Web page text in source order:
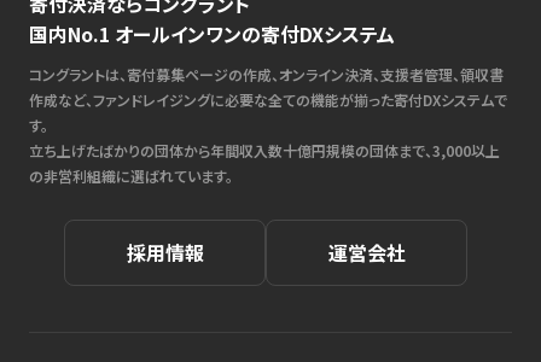
国内No.1 オールインワンの寄付DXシステム
コングラントは、寄付募集ページの作成、オンライン決済、支援者管理、領収書
作成など、ファンドレイジングに必要な全ての機能が揃った寄付DXシステムで
す。
立ち上げたばかりの団体から年間収入数十億円規模の団体まで、3,000以上
の非営利組織に選ばれています。
採用情報 運営会社